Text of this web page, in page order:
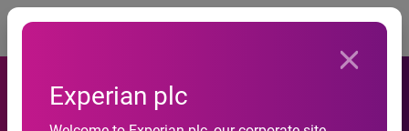
Experian plc